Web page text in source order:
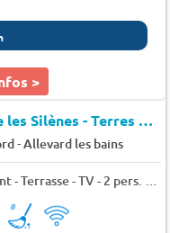
>
Résidence les Silènes - Terres de France
-Allevard les bains
Appartement - Terrasse - TV - 2 pers. - 29m2 - Animaux admis